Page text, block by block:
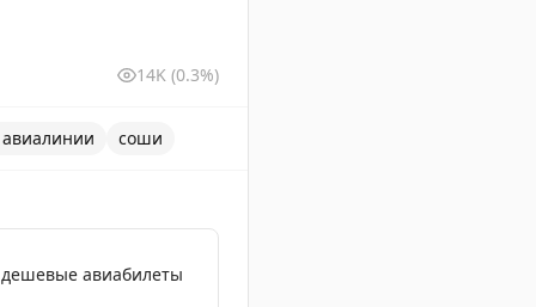
14K (0.3%)
соши
авиабилеты